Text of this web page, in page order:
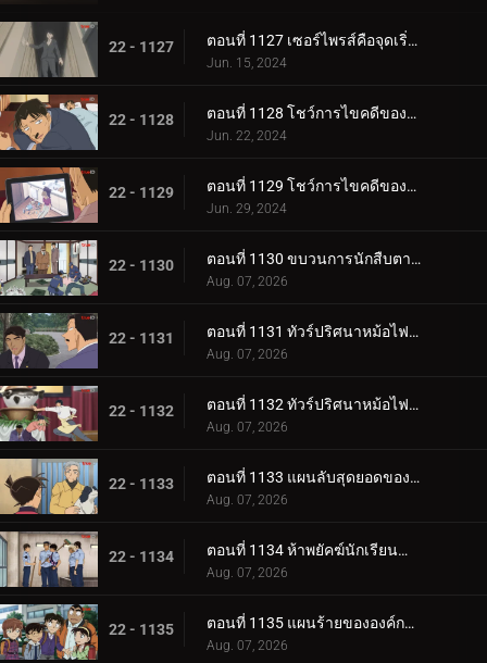
22 - 1127 ตอนที่ 1127 เซอร์ไพรส์คือจุดเริ่มต้นของโศกนาฏกรรม
Jun. 15, 2024
22 - 1128 ตอนที่ 1128 โชว์การไขคดีของคุโด้ ยูซากุ (ภาคแรก)
Jun. 22, 2024
22 - 1129 ตอนที่ 1129 โชว์การไขคดีของคุโด้ ยูซากุ (ภาคจบ)
Jun. 29, 2024
22 - 1130 ตอนที่ 1130 ขบวนการนักสืบตามล่าโจรวิ่งราว
Aug. 07, 2026
22 - 1131 ตอนที่ 1131 ทัวร์ปริศนาหม้อไฟเท็ตจิริ (ภาคท่าเรือโมจิ-โคคุระ)
Aug. 07, 2026
22 - 1132 ตอนที่ 1132 ทัวร์ปริศนาหม้อไฟเท็ตจิริ (ภาคชิโมโนเซกิ)
Aug. 07, 2026
22 - 1133 ตอนที่ 1133 แผนลับสุดยอดของประธานผู้มีเสน่ห์
Aug. 07, 2026
22 - 1134 ตอนที่ 1134 ห้าพยัคฆ์นักเรียนตำรวจ Wild Police Story CASE.ฟุรุยะ เรย์
Aug. 07, 2026
22 - 1135 ตอนที่ 1135 แผนร้ายขององค์กรชุดดำ (ภาค ล่า)
Aug. 07, 2026